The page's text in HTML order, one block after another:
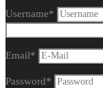
Username*
Email*
Password*